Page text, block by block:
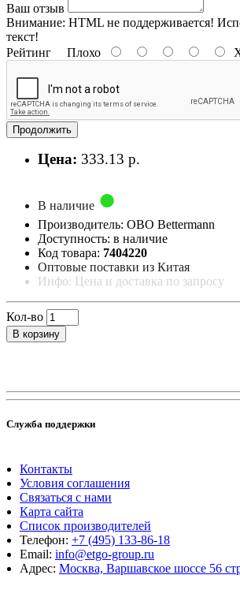
Ваш отзыв
Внимание: HTML не поддерживается!
текст!
Рейтинг Плохо
Продолжить
Цена: 333.13 р.
В наличие
Производитель: OBO Bettermann
Доступность: в наличие
Код товара: 7404220
Оптовые поставки из Китая
Инфо: Цена и доставка по запросу
Кол-во
В корзину
Служба поддержки
Контакты
Условия соглашения
Связаться с нами
Карта сайта
Список производителей
Телефон: +7 (495) 133-86-18
Email: info@etgo-group.ru
Адрес: Москва, Варшавское шоссе 56